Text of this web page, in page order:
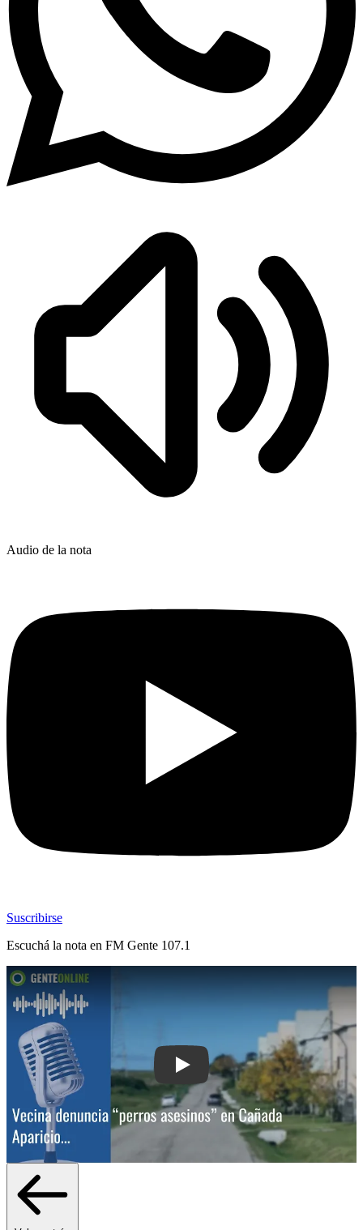
Audio de la nota
Suscribirse
Escuchá la nota en FM Gente 107.1
Play: Vecina denuncia “perros